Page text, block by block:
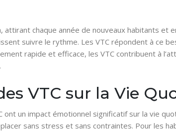
attirant chaque année de nouveaux habitants
suivre le rythme. Les VTC répondent à ce
rapide et efficace, les VTC contribuent à
VTC sur la Vie
un impact émotionnel significatif sur la vie
sans stress et sans contraintes. Pour les